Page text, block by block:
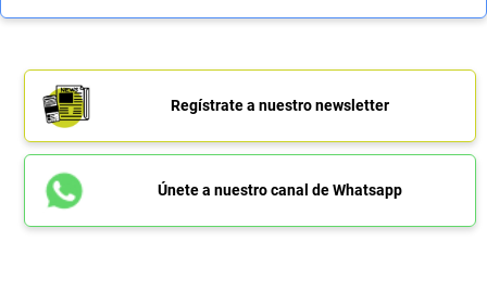
Regístrate a nuestro newsletter
Únete a nuestro canal de Whatsapp